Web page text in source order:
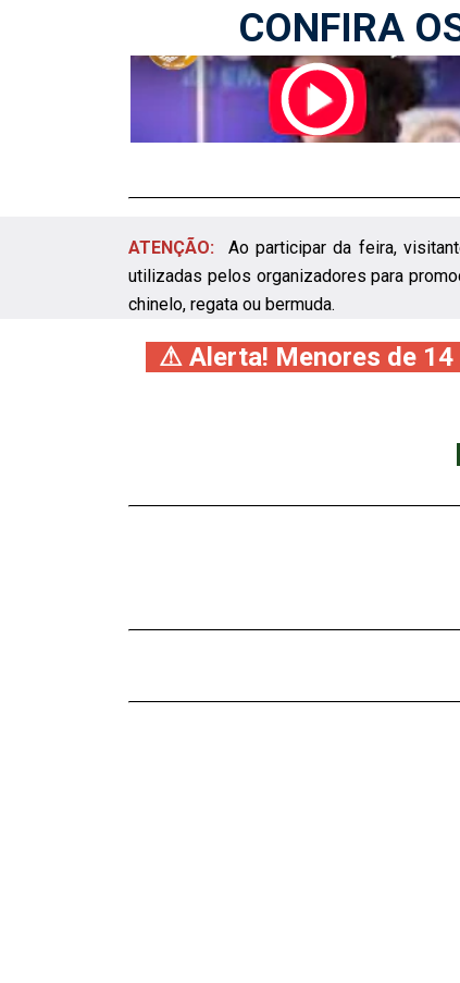
CONFIRA
ATENÇÃO: Ao participar da feira,
utilizadas pelos organizadores para
chinelo, regata ou bermuda.
⚠ Alerta! Menores de 14